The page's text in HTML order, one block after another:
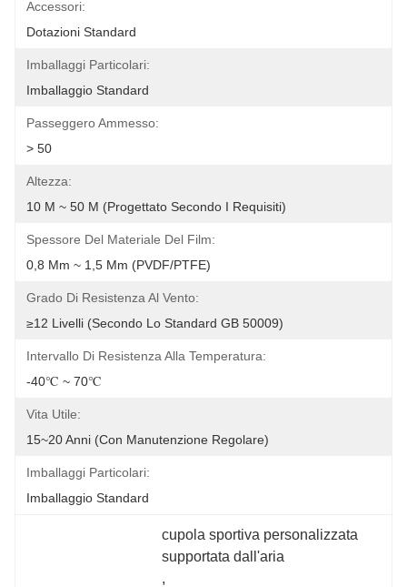
Accessori:
Dotazioni Standard
Imballaggi Particolari:
Imballaggio Standard
Passeggero Ammesso:
> 50
Altezza:
10 M ~ 50 M (progettato Secondo I Requisiti)
Spessore Del Materiale Del Film:
0,8 Mm ~ 1,5 Mm (PVDF/PTFE)
Grado Di Resistenza Al Vento:
≥12 Livelli (secondo Lo Standard GB 50009)
Intervallo Di Resistenza Alla Temperatura:
-40℃ ~ 70℃
Vita Utile:
15~20 Anni (con Manutenzione Regolare)
Imballaggi Particolari:
Imballaggio Standard
cupola sportiva personalizzata
supportata dall'aria
,